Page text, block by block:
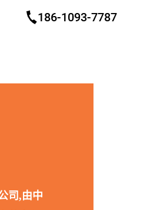
186-1093-7787
司,由中